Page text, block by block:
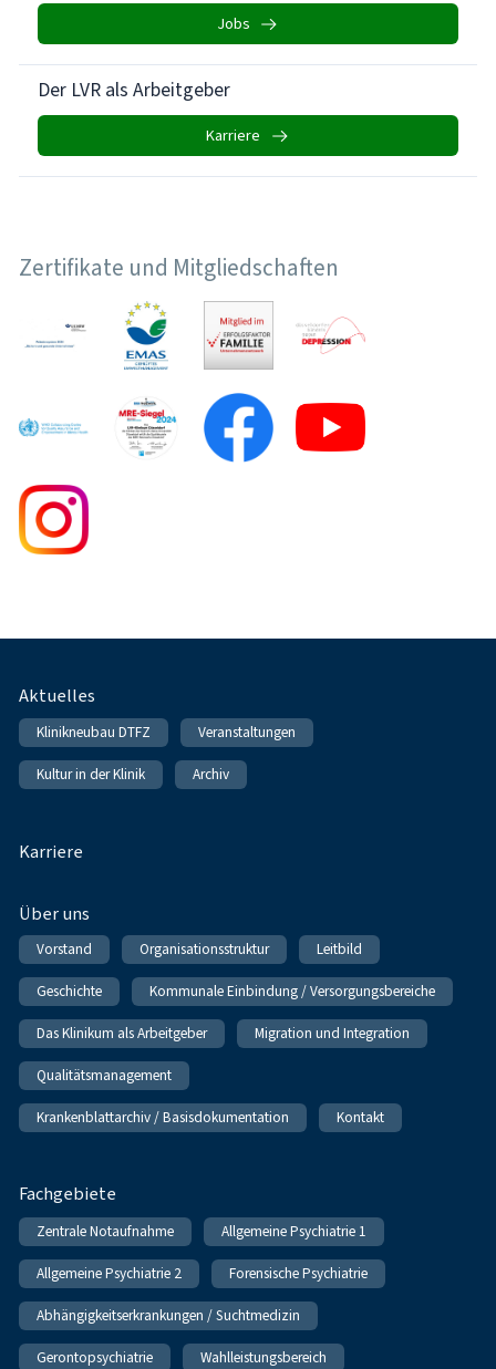
Jobs
Der LVR als Arbeitgeber
Karriere
Zertifikate und Mitgliedschaften
Fußnavigation
Aktuelles
Klinikneubau DTFZ Veranstaltungen
Kultur in der Klinik Archiv
Karriere
Über uns
Vorstand Organisationsstruktur Leitbild
Geschichte Kommunale Einbindung / Versorgungsbereiche
Das Klinikum als Arbeitgeber Migration und Integration
Qualitätsmanagement
Krankenblattarchiv / Basisdokumentation Kontakt
Fachgebiete
Zentrale Notaufnahme Allgemeine Psychiatrie 1
Allgemeine Psychiatrie 2 Forensische Psychiatrie
Abhängigkeitserkrankungen / Suchtmedizin
Gerontopsychiatrie Wahlleistungsbereich